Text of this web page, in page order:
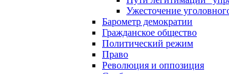
Ужесточение
Барометр демократии
Гражданское общество
Политический режим
Право
Революция и оппозиция